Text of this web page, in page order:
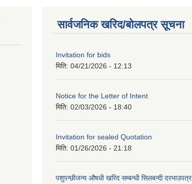
सार्वजनिक खरिद/बोलपत्र सूचना
Invitation for bids
मिति: 04/21/2026 - 12:13
Notice for the Letter of Intent
मिति: 02/03/2026 - 18:40
Invitation for sealed Quotation
मिति: 01/26/2026 - 21:18
पशुपन्छीजन्य औषधी खरिद सम्बन्धी सिलबन्दी दरभाउपत्र